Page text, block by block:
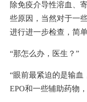
除免疫介导性溶血、
些原因，当然对于一
进行进一步检查，简
“那怎么办，医生？”
“眼前最紧迫的是输
EPO和一些辅助药物